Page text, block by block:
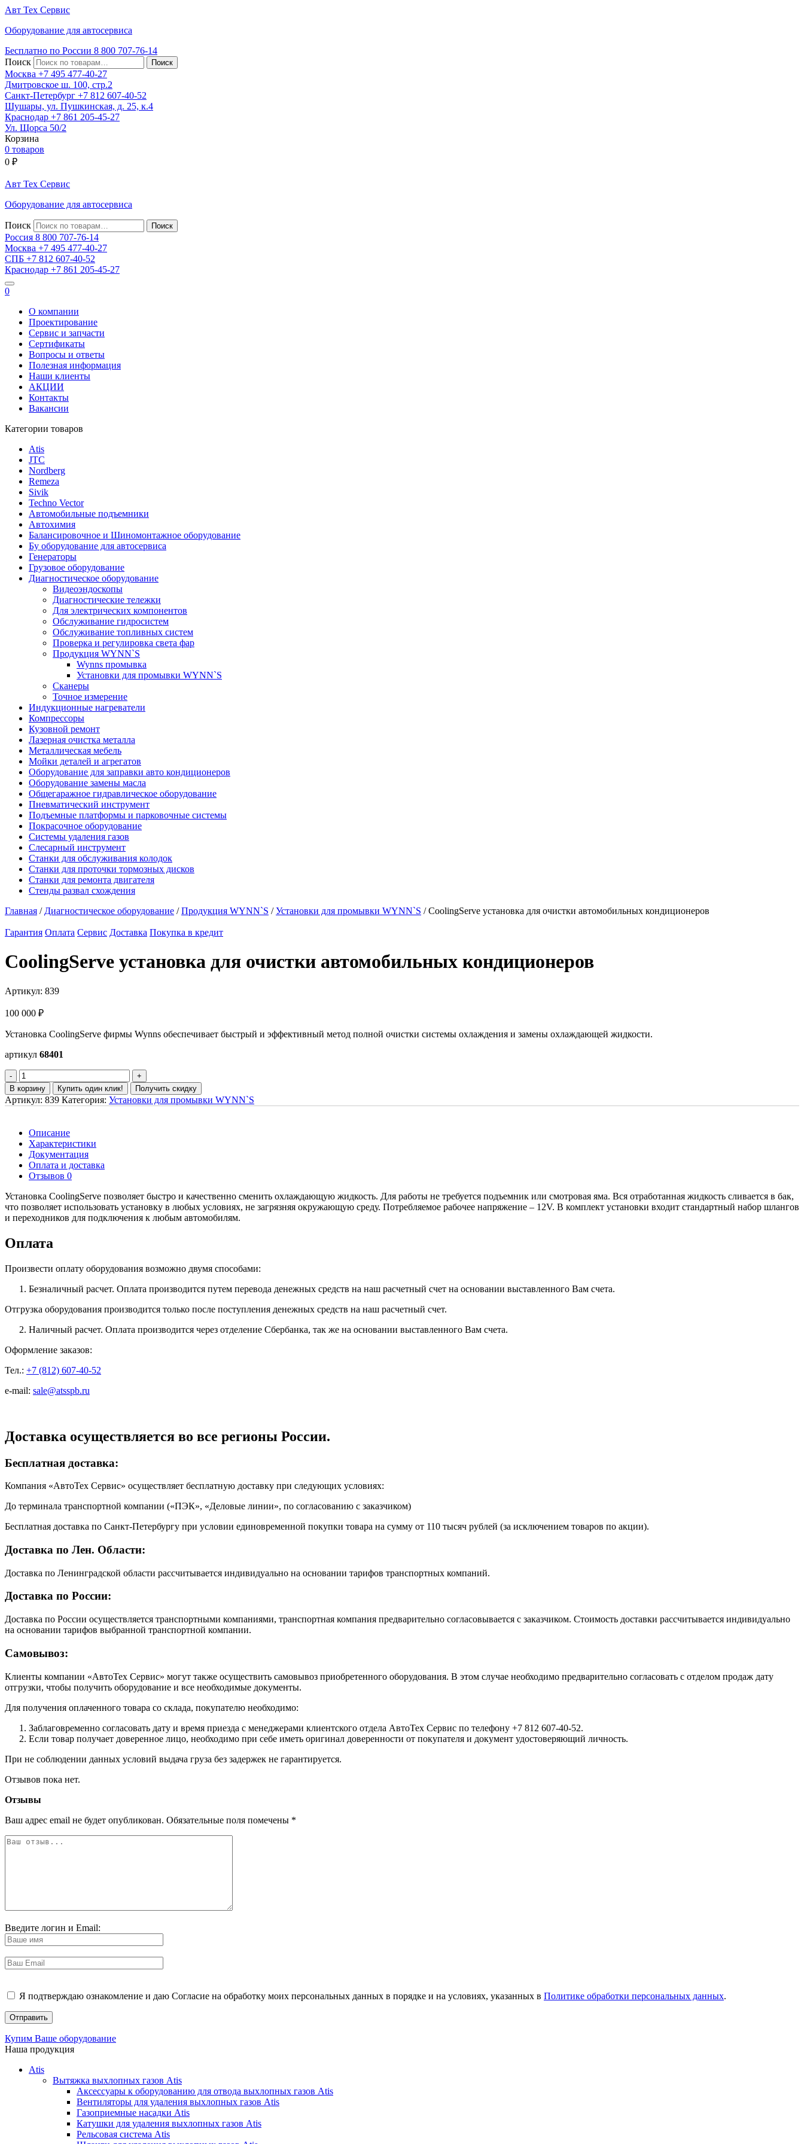
Авт Тех Сервис
Оборудование для автосервиса
Бесплатно по России 8 800 707-76-14
Поиск
Москва +7 495 477-40-27
Дмитровское ш. 100, стр.2
Санкт-Петербург +7 812 607-40-52
Шушары, ул. Пушкинская, д. 25, к.4
Краснодар +7 861 205-45-27
Ул. Щорса 50/2
Корзина
0 товаров
0 ₽
Авт Тех Сервис
Оборудование для автосервиса
Поиск
Россия 8 800 707-76-14
Москва +7 495 477-40-27
СПБ +7 812 607-40-52
Краснодар +7 861 205-45-27
0
О компании
Проектирование
Сервис и запчасти
Сертификаты
Вопросы и ответы
Полезная информация
Наши клиенты
АКЦИИ
Контакты
Вакансии
Категории товаров
Atis
JTC
Nordberg
Remeza
Sivik
Techno Vector
Автомобильные подъемники
Автохимия
Балансировочное и Шиномонтажное оборудование
Бу оборудование для автосервиса
Генераторы
Грузовое оборудование
Диагностическое оборудование
Видеоэндоскопы
Диагностические тележки
Для электрических компонентов
Обслуживание гидросистем
Обслуживание топливных систем
Проверка и регулировка света фар
Продукция WYNN`S
Wynns промывка
Установки для промывки WYNN`S
Сканеры
Точное измерение
Индукционные нагреватели
Компрессоры
Кузовной ремонт
Лазерная очистка металла
Металлическая мебель
Мойки деталей и агрегатов
Оборудование для заправки авто кондиционеров
Оборудование замены масла
Общегаражное гидравлическое оборудование
Пневматический инструмент
Подъемные платформы и парковочные системы
Покрасочное оборудование
Системы удаления газов
Слесарный инструмент
Станки для обслуживания колодок
Станки для проточки тормозных дисков
Станки для ремонта двигателя
Стенды развал схождения
Главная / Диагностическое оборудование /Продукция WYNN`S /Установки для промывки WYNN`S / CoolingServe установка для очистки автомобильных кондиционеров
Гарантия Оплата Сервис Доставка Покупка в кредит
CoolingServe установка для очистки автомобильных кондиционеров
Артикул: 839
100 000 ₽
Установка CoolingServe фирмы Wynns обеспечивает быстрый и эффективный метод полной очистки системы охлаждения и замены охлаждающей жидкости.
артикул 68401
В корзину Купить один клик! Получить скидку
Артикул: 839 Категория: Установки для промывки WYNN`S
Описание
Характеристики
Документация
Оплата и доставка
Отзывов 0
Установка CoolingServe позволяет быстро и качественно сменить охлаждающую жидкость. Для работы не требуется подъемник или смотровая яма. Вся отработанная жидкость сливается в бак,
что позволяет использовать установку в любых условиях, не загрязняя окружающую среду. Потребляемое рабочее напряжение – 12V. В комплект установки входит стандартный набор шлангов
и переходников для подключения к любым автомобилям.
Оплата
Произвести оплату оборудования возможно двумя способами:
Безналичный расчет. Оплата производится путем перевода денежных средств на наш расчетный счет на основании выставленного Вам счета.
Отгрузка оборудования производится только после поступления денежных средств на наш расчетный счет.
Наличный расчет. Оплата производится через отделение Сбербанка, так же на основании выставленного Вам счета.
Оформление заказов:
Тел.: +7 (812) 607-40-52
e-mail: sale@atsspb.ru
Доставка осуществляется во все регионы России.
Бесплатная доставка:
Компания «АвтоТех Сервис» осуществляет бесплатную доставку при следующих условиях:
До терминала транспортной компании («ПЭК», «Деловые линии», по согласованию с заказчиком)
Бесплатная доставка по Санкт-Петербургу при условии единовременной покупки товара на сумму от 110 тысяч рублей (за исключением товаров по акции).
Доставка по Лен. Области:
Доставка по Ленинградской области рассчитывается индивидуально на основании тарифов транспортных компаний.
Доставка по России:
Доставка по России осуществляется транспортными компаниями, транспортная компания предварительно согласовывается с заказчиком. Стоимость доставки рассчитывается индивидуально
на основании тарифов выбранной транспортной компании.
Самовывоз:
Клиенты компании «АвтоТех Сервис» могут также осуществить самовывоз приобретенного оборудования. В этом случае необходимо предварительно согласовать с отделом продаж дату
отгрузки, чтобы получить оборудование и все необходимые документы.
Для получения оплаченного товара со склада, покупателю необходимо:
Заблаговременно согласовать дату и время приезда с менеджерами клиентского отдела АвтоТех Сервис по телефону +7 812 607-40-52.
Если товар получает доверенное лицо, необходимо при себе иметь оригинал доверенности от покупателя и документ удостоверяющий личность.
При не соблюдении данных условий выдача груза без задержек не гарантируется.
Отзывов пока нет.
Отзывы
Ваш адрес email не будет опубликован. Обязательные поля помечены *
Введите логин и Email:
Я подтверждаю ознакомление и даю Согласие на обработку моих персональных данных в порядке и на условиях, указанных в Политике обработки персональных данных.
Купим Ваше оборудование
Наша продукция
Atis
Вытяжка выхлопных газов Atis
Аксессуары к оборудованию для отвода выхлопных газов Atis
Вентиляторы для удаления выхлопных газов Atis
Газоприемные насадки Atis
Катушки для удаления выхлопных газов Atis
Рельсовая система Atis